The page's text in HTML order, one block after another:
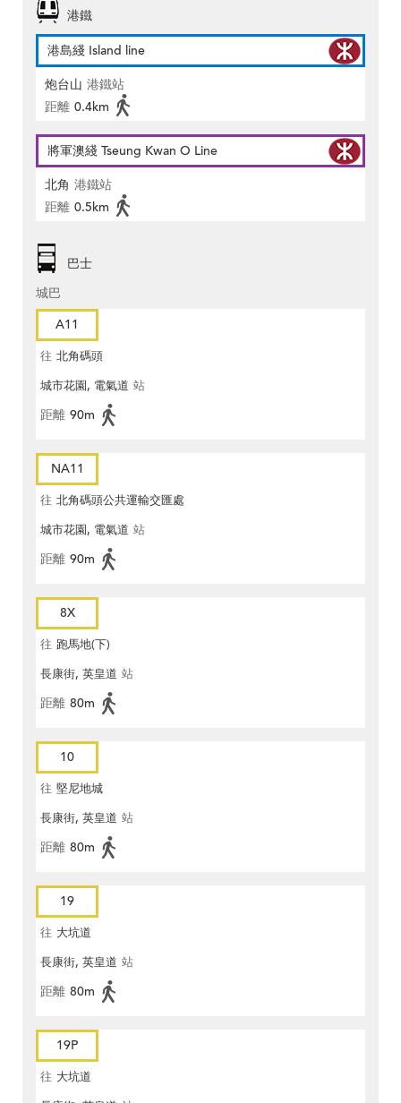
港鐵
港島綫 Island line
炮台山 港鐵站
距離 0.4km
將軍澳綫 Tseung Kwan O Line
北角 港鐵站
距離 0.5km
巴士
城巴
A11
往 北角碼頭
城市花園, 電氣道 站
距離 90m
NA11
往 北角碼頭公共運輸交匯處
城市花園, 電氣道 站
距離 90m
8X
往 跑馬地(下)
長康街, 英皇道 站
距離 80m
10
往 堅尼地城
長康街, 英皇道 站
距離 80m
19
往 大坑道
長康街, 英皇道 站
距離 80m
19P
往 大坑道